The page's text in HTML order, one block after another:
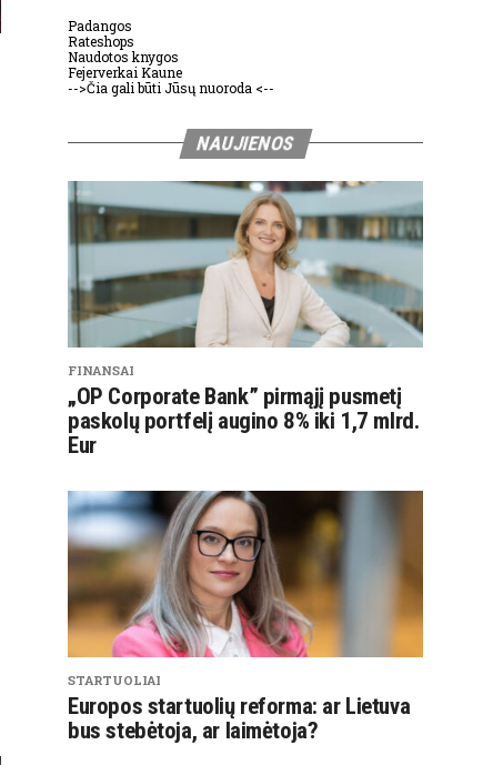
Padangos
Rateshops
Naudotos knygos
Fejerverkai Kaune
-->Čia gali būti Jūsų nuoroda <--
NAUJIENOS
FINANSAI
„OP Corporate Bank” pirmąjį pusmetį
paskolų portfelį augino 8% iki 1,7 mlrd.
Eur
STARTUOLIAI
Europos startuolių reforma: ar Lietuva
bus stebėtoja, ar laimėtoja?